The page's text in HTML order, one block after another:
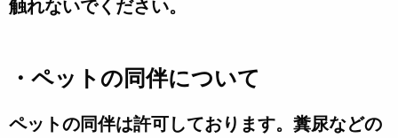
触れないでください。
・ペットの同伴について
ペットの同伴は許可しております。糞尿などの